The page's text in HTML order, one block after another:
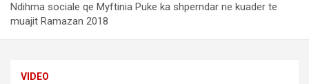
Ndihma sociale qe Myftinia Puke ka shperndar ne kuader te
muajit Ramazan 2018
VIDEO